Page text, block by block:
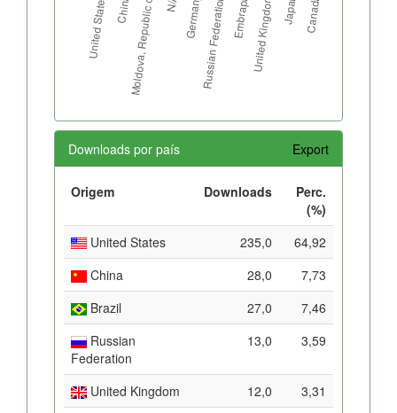
Downloads por país Export
Origem Downloads
Perc.
(%)
United States
235,0
64,92
China
28,0
7,73
Brazil
27,0
7,46
Russian
Federation
13,0 3,59
United Kingdom 12,0
3,31